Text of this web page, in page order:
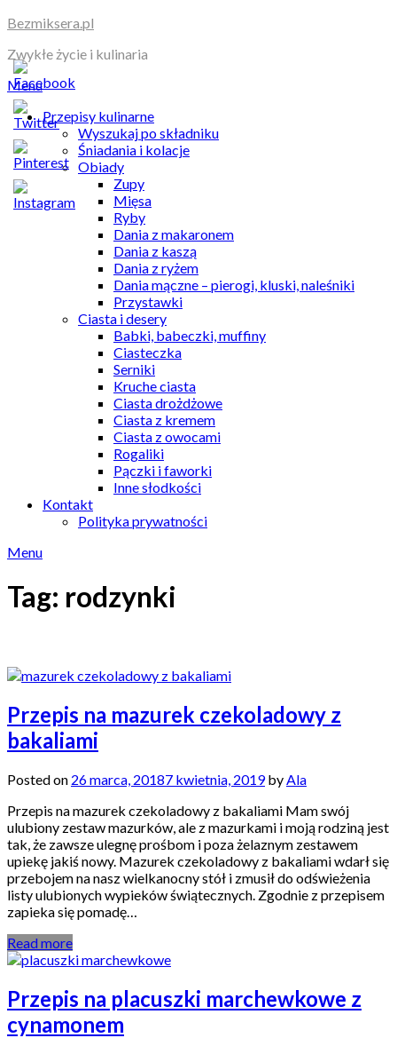
Skip
content
Bezmiksera.pl
Zwykłe życie i kulinaria
Menu
Przepisy kulinarne
Wyszukaj po składniku
Śniadania i kolacje
Obiady
Zupy
Mięsa
Ryby
Dania z makaronem
Dania z kaszą
Dania z ryżem
Dania mączne – pierogi, kluski, naleśniki
Przystawki
Ciasta i desery
Babki, babeczki, muffiny
Ciasteczka
Serniki
Kruche ciasta
Ciasta drożdżowe
Ciasta z kremem
Ciasta z owocami
Rogaliki
Pączki i faworki
Inne słodkości
Kontakt
Polityka prywatności
Menu
Tag: rodzynki
Przepis na mazurek czekoladowy z
bakaliami
Posted on 26 marca, 20187 kwietnia, 2019by Ala
Przepis na mazurek czekoladowy z bakaliami Mam swój
ulubiony zestaw mazurków, ale z mazurkami i moją rodziną jest
tak, że zawsze ulegnę prośbom i poza żelaznym zestawem
upiekę jakiś nowy. Mazurek czekoladowy z bakaliami wdarł się
przebojem na nasz wielkanocny stół i zmusił do odświeżenia
listy ulubionych wypieków świątecznych. Zgodnie z przepisem
zapieka się pomadę…
Read more
Przepis na placuszki marchewkowe z
cynamonem